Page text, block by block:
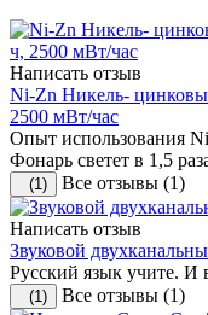
Написать отзыв
Ni-Zn Никель-
2500 мВт/час
Опыт использования
Фонарь светет в 1,5
(1) Все отзывы (1)
Написать отзыв
Звуковой
Русский язык учите. И
(1) Все отзывы (1)